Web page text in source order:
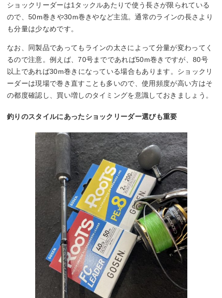
ショックリーダーは1タックルあたりで使う長さが限られている
ので、50m巻きや30m巻きやなど主流。通常のラインの長さより
も分量は少なめです。
なお、同製品であってもラインの太さによって分量が変わってく
るので注意。例えば、70号までであれば50m巻きですが、80号
以上であれば30m巻きになっている場合もあります。ショックリ
ーダーは現場で巻き直すことも多いので、使用頻度が高い方はそ
の都度確認し、買い増しのタイミングを意識しておきましょう。
釣りのスタイルにあったショックリーダー選びも重要